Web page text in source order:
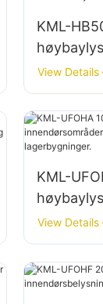
KML-
View Details
KML-
View Details